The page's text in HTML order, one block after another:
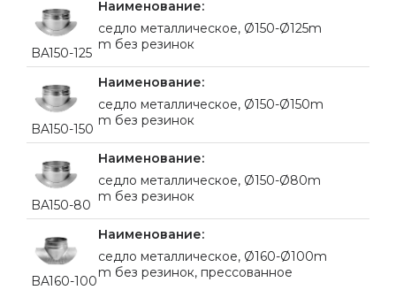
BA150-125
cедло металлическое, Ø150-Ø125m
m без резинок
BA150-150
cедло металлическое, Ø150-Ø150m
m без резинок
BA150-80
cедло металлическое, Ø150-Ø80m
m без резинок
BA160-100
cедло металлическое, Ø160-Ø100m
m без резинок, прессованное